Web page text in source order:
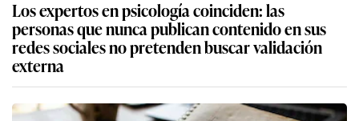
Los expertos en psicología coinciden: las
personas que nunca publican contenido en sus
redes sociales no pretenden buscar validación
externa